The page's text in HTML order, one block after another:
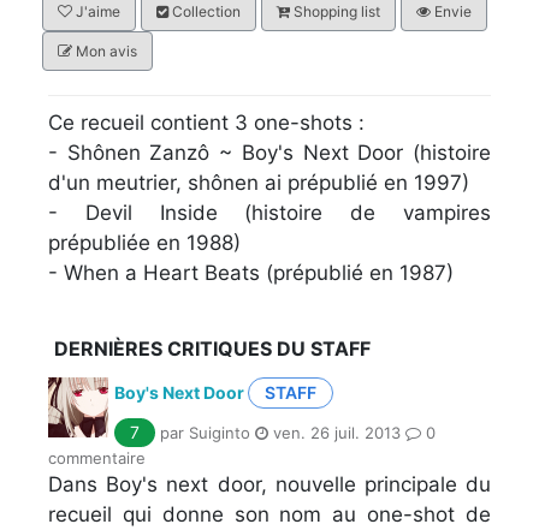
J'aime Collection Shopping list Envie
Mon avis
Ce recueil contient 3 one-shots :
- Shônen Zanzô ~ Boy's Next Door (histoire
d'un meutrier, shônen ai prépublié en 1997)
- Devil Inside (histoire de vampires
prépubliée en 1988)
- When a Heart Beats (prépublié en 1987)
DERNIÈRES CRITIQUES DU STAFF
Boy's Next Door
STAFF
7
par Suiginto ven. 26 juil. 2013
0
commentaire
Dans Boy's next door, nouvelle principale du
recueil qui donne son nom au one-shot de